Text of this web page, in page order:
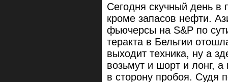
Сегодня скучный день в
кроме запасов нефти.
фьючерсы на S&P по
теракта в Бельгии
выходит техника, ну а
возьмут и шорт и лонг, а
в сторону пробоя. Судя